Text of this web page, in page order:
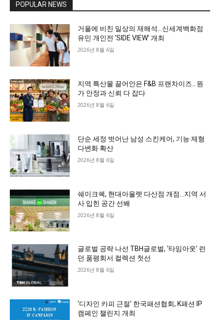
POPULAR NEWS
거울에 비친 일상의 재해석…신세계백화점
유민 개인전 ‘SIDE VIEW’ 개최
2026년 8월 6일
지역 특산물 끌어안은 F&B 프랜차이즈…원
가 안정과 신뢰 다 잡다
2026년 8월 6일
단순 세정 벗어난 남성 스킨케어, 기능·제형
다변화 확산
2026년 8월 6일
쉐이크쉑, 현대아울렛 다산점 개점…지역 서
사 입힌 공간 선봬
2026년 8월 6일
글로벌 공략 나선 TBH글로벌, ‘타임아웃’ 런
던 품평회서 컬렉션 첫선
2026년 8월 6일
‘디자인 카피 근절’ 한국패션협회, K패션 IP
캠페인 챌린지 개최